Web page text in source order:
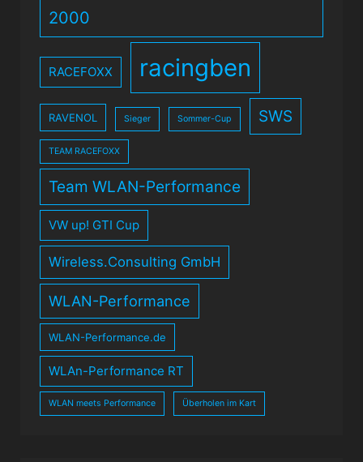
2000
RACEFOXX racingben
RAVENOL Sieger Sommer-Cup SWS
TEAM RACEFOXX
Team WLAN-Performance
VW up! GTI Cup
Wireless.Consulting GmbH
WLAN-Performance
WLAN-Performance.de
WLAn-Performance RT
WLAN meets Performance Überholen im Kart